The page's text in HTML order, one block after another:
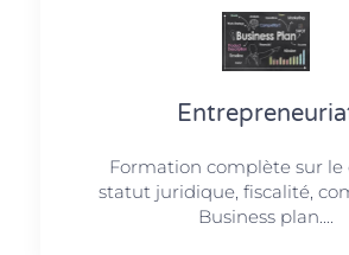
Formation complète sur le
statut juridique, fiscalité,
Business plan....